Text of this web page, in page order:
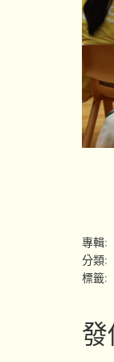
專輯:
分類:
標籤: